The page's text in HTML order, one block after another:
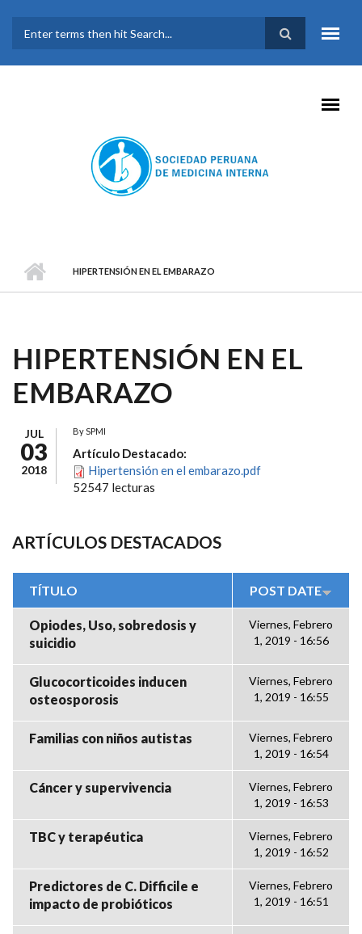
FORMULARIO DE
BÚSQUEDA
HIPERTENSIÓN EN EL EMBARAZO
HIPERTENSIÓN EN EL
EMBARAZO
JUL
03
2018
BySPMI
Artículo Destacado:
Hipertensión en el embarazo.pdf
52547 lecturas
ARTÍCULOS DESTACADOS
TÍTULO POST DATE
Opiodes, Uso, sobredosis y
suicidio
Viernes, Febrero
1, 2019 - 16:56
Glucocorticoides inducen
osteosporosis
Viernes, Febrero
1, 2019 - 16:55
Familias con niños autistas
Viernes, Febrero
1, 2019 - 16:54
Cáncer y supervivencia
Viernes, Febrero
1, 2019 - 16:53
TBC y terapéutica
Viernes, Febrero
1, 2019 - 16:52
Predictores de C. Difficile e
impacto de probióticos
Viernes, Febrero
1, 2019 - 16:51